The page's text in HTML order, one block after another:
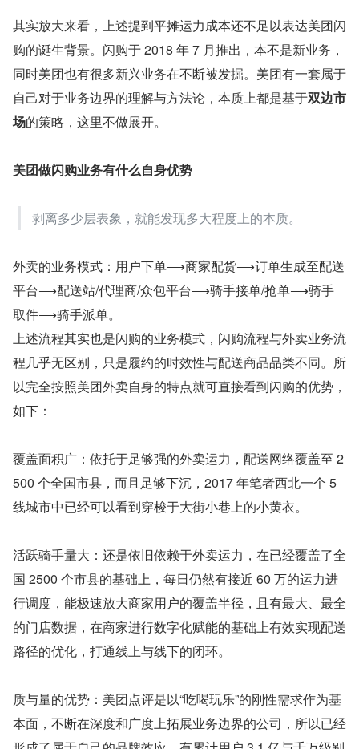
其实放大来看，上述提到平摊运力成本还不足以表达美团闪
购的诞生背景。闪购于 2018 年 7 月推出，本不是新业务，
同时美团也有很多新兴业务在不断被发掘。美团有一套属于
自己对于业务边界的理解与方法论，本质上都是基于双边市
场的策略，这里不做展开。
美团做闪购业务有什么自身优势
剥离多少层表象，就能发现多大程度上的本质。
外卖的业务模式：用户下单⟶商家配货⟶订单生成至配送
平台⟶配送站/代理商/众包平台⟶骑手接单/抢单⟶骑手
取件⟶骑手派单。
上述流程其实也是闪购的业务模式，闪购流程与外卖业务流
程几乎无区别，只是履约的时效性与配送商品品类不同。所
以完全按照美团外卖自身的特点就可直接看到闪购的优势，
如下：
覆盖面积广：依托于足够强的外卖运力，配送网络覆盖至 2
500 个全国市县，而且足够下沉，2017 年笔者西北一个 5
线城市中已经可以看到穿梭于大街小巷上的小黄衣。
活跃骑手量大：还是依旧依赖于外卖运力，在已经覆盖了全
国 2500 个市县的基础上，每日仍然有接近 60 万的运力进
行调度，能极速放大商家用户的覆盖半径，且有最大、最全
的门店数据，在商家进行数字化赋能的基础上有效实现配送
路径的优化，打通线上与线下的闭环。
质与量的优势：美团点评是以“吃喝玩乐”的刚性需求作为基
本面，不断在深度和广度上拓展业务边界的公司，所以已经